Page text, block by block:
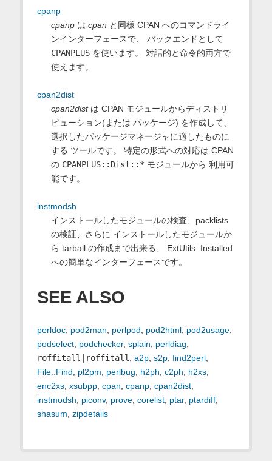
cpanp
cpanpは cpan と同様 CPAN へのコマンドライ
ンインターフェースで、 バックエンドとして
CPANPLUSを使います。 対話的と命令的両方で
使えます。
cpan2dist
cpan2distは CPAN モジュールからディストリ
ビューション(または パッケージ) を作成して、
選択したパッケージマネージャに適したものに
する ツールです。 特定の形式への対応は CPAN
の CPANPLUS::Dist::* モジュールから 利用可
能です。
instmodsh
インストールしたモジュールの検査、packlists
の検証、さらに インストールしたモジュールか
ら tarball の作成まで出来る、 ExtUtils::Installed
への簡単なインターフェースです。
SEE ALSO
perldoc, pod2man perlpod pod2html, pod2usage,
podselect, podchecker, splain perldiag
roffitall|roffitall
a2p, s2p, find2perl,
File::Find
pl2pm perlbug h2ph c2ph h2xs,
enc2xs, xsubpp, cpan cpanp, cpan2dist,
instmodsh
piconv, prove, corelist, ptar, ptardiff,
shasum zipdetails